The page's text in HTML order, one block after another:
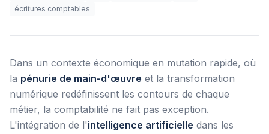
écritures comptables
Dans un contexte économique en mutation rapide, où
la pénurie de main-d'œuvre et la transformation
numérique redéfinissent les contours de chaque
métier, la comptabilité ne fait pas exception.
L'intégration de l'intelligence artificielle dans les